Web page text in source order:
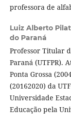
professora de
Luiz Alberto
do Paraná
Professor Titular
Paraná (UTFPR).
Ponta Grossa
(20162020) da
Universidade
Educação pela